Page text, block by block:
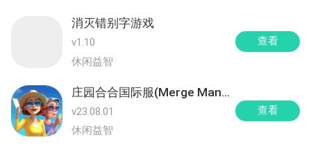
消灭错别字游戏
v1.10
休闲益智
查看
庄园合合国际服(Merge Mansion)
v23.08.01
休闲益智
查看